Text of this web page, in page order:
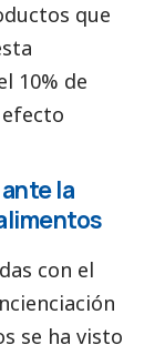
que
10% de
la
con el
se ha visto